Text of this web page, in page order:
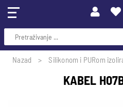
Nazad Silikonom i PURom
KABEL